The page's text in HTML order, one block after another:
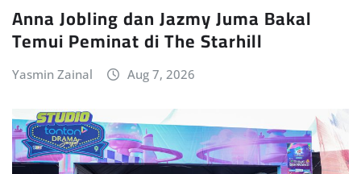
Anna Jobling dan Jazmy Juma Bakal
Temui Peminat di The Starhill
Yasmin Zainal Aug 7, 2026